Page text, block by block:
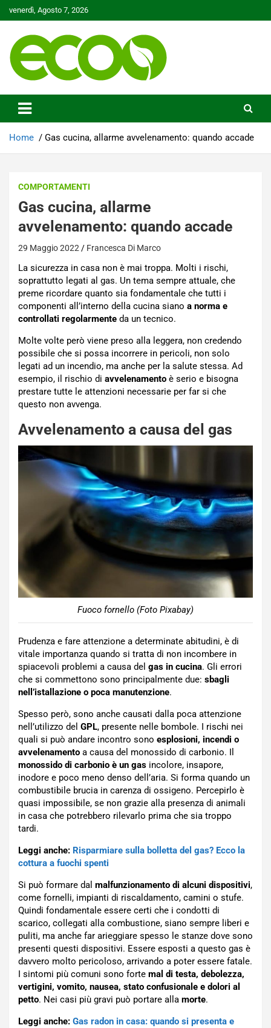
to
venerdì, Agosto 7, 2026
Ecoo.it
Home Gas cucina, allarme avvelenamento: quando accade
COMPORTAMENTI
Gas cucina, allarme
avvelenamento: quando accade
29 Maggio 2022 Francesca Di Marco
La sicurezza in casa non è mai troppa. Molti i rischi,
soprattutto legati al gas. Un tema sempre attuale, che
preme ricordare quanto sia fondamentale che tutti i
componenti all’interno della cucina siano a norma e
controllati regolarmente da un tecnico.
Molte volte però viene preso alla leggera, non credendo
possibile che si possa incorrere in pericoli, non solo
legati ad un incendio, ma anche per la salute stessa. Ad
esempio, il rischio di avvelenamento è serio e bisogna
prestare tutte le attenzioni necessarie per far si che
questo non avvenga.
Avvelenamento a causa del gas
Fuoco fornello (Foto Pixabay)
Prudenza e fare attenzione a determinate abitudini, è di
vitale importanza quando si tratta di non incombere in
spiacevoli problemi a causa del gas in cucina. Gli errori
che si commettono sono principalmente due: sbagli
nell’istallazione o poca manutenzione.
Spesso però, sono anche causati dalla poca attenzione
nell’utilizzo del GPL, presente nelle bombole. I rischi nei
quali si può andare incontro sono esplosioni, incendi o
avvelenamento a causa del monossido di carbonio. Il
monossido di carbonio è un gas incolore, insapore,
inodore e poco meno denso dell’aria. Si forma quando un
combustibile brucia in carenza di ossigeno. Percepirlo è
quasi impossibile, se non grazie alla presenza di animali
in casa che potrebbero rilevarlo prima che sia troppo
tardi.
Leggi anche: Risparmiare sulla bolletta del gas? Ecco la
cottura a fuochi spenti
Si può formare dal malfunzionamento di alcuni dispositivi,
come fornelli, impianti di riscaldamento, camini o stufe.
Quindi fondamentale essere certi che i condotti di
scarico, collegati alla combustione, siano sempre liberi e
puliti, ma anche far arieggiare spesso le stanze dove sono
presenti questi dispositivi. Essere esposti a questo gas è
davvero molto pericoloso, arrivando a poter essere fatale.
I sintomi più comuni sono forte mal di testa, debolezza,
vertigini, vomito, nausea, stato confusionale e dolori al
petto. Nei casi più gravi può portare alla morte.
Leggi anche: Gas radon in casa: quando si presenta e